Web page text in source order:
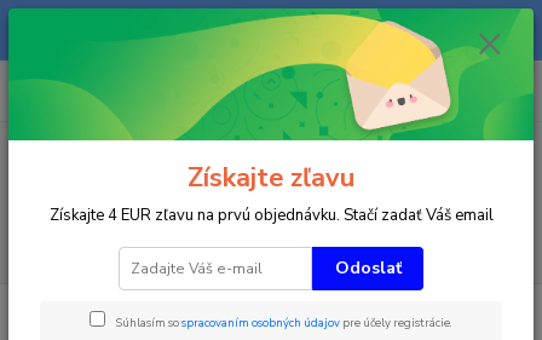
Na našom eshope sa priebežne pracuje a tovar sa priebežne dopĺňa. radi
Vás obslúžime i telefonicky na +421 911 906 066.
+421903906066
(Po-Pia, 9-16 hod.)
Zimné športy
Získajte zľavu
Získajte 4 EUR zľavu na prvú objednávku. Stačí zadať Váš email
Odoslať
Súhlasím sospracovaním osobných údajov pre účely registrácie.